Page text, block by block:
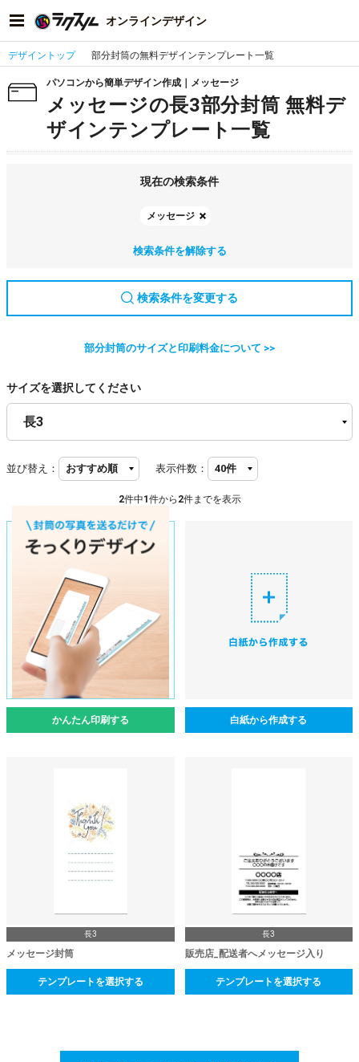
オンラインデザイン
デザイントップ 部分封筒の無料デザインテンプレート一覧
パソコンから簡単デザイン作成｜メッセージ
メッセージの長3部分封筒 無料デ
ザインテンプレート一覧
現在の検索条件
メッセージ
検索条件を解除する
検索条件を変更する
部分封筒のサイズと印刷料金について >>
サイズを選択してください
並び替え： 表示件数：
2件中1 件から 2件までを表示
かんたん印刷する 白紙から作成する
長3
メッセージ封筒
テンプレートを選択する
長3
販売店_配送者へメッセージ入り
テンプレートを選択する